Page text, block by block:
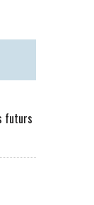
futurs